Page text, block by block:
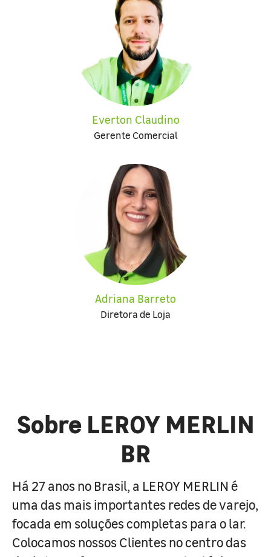
Everton Claudino
Gerente Comercial
Adriana Barreto
Diretora de Loja
Sobre LEROY MERLIN
BR
Há 27 anos no Brasil, a LEROY MERLIN é
uma das mais importantes redes de varejo,
focada em soluções completas para o lar.
Colocamos nossos Clientes no centro das